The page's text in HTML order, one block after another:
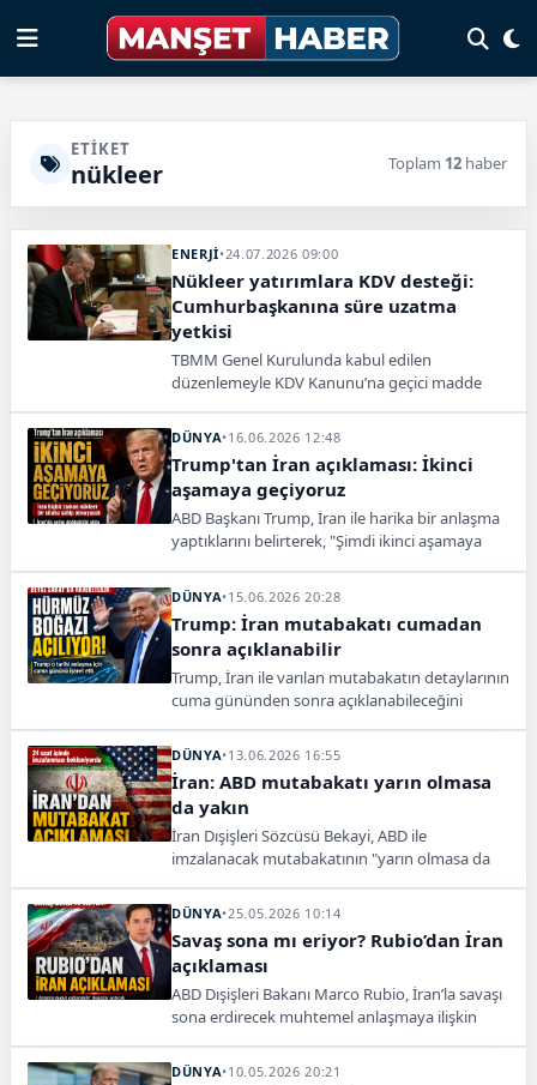
ETIKET
nükleer Toplam 12 haber
ENERJİ•24.07.2026 09:00
Nükleer yatırımlara KDV desteği:
Cumhurbaşkanına süre uzatma
yetkisi
TBMM Genel Kurulunda kabul edilen
düzenlemeyle KDV Kanunu’na geçici madde
verildi.
DÜNYA•16.06.2026 12:48
Trump'tan İran açıklaması: İkinci
aşamaya geçiyoruz
ABD Başkanı Trump, İran ile harika bir anlaşma
yaptıklarını belirterek, "Şimdi ikinci aşamaya
DÜNYA•15.06.2026 20:28
Trump: İran mutabakatı cumadan
sonra açıklanabilir
Trump, İran ile varılan mutabakatın detaylarının
cuma gününden sonra açıklanabileceğini
açılacağını söyledi.
DÜNYA•13.06.2026 16:55
İran: ABD mutabakatı yarın olmasa
da yakın
İran Dışişleri Sözcüsü Bekayi, ABD ile
imzalanacak mutabakatının "yarın olmasa da
DÜNYA•25.05.2026 10:14
Savaş sona mı eriyor? Rubio’dan İran
açıklaması
ABD Dışişleri Bakanı Marco Rubio, İran’la savaşı
sona erdirecek muhtemel anlaşmaya ilişkin
DÜNYA•10.05.2026 20:21